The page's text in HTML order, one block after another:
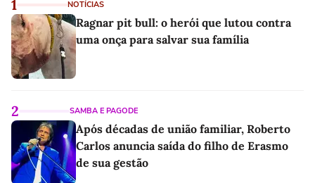
1 NOTÍCIAS
Ragnar pit bull: o herói que lutou contra
uma onça para salvar sua família
2 SAMBA E PAGODE
Após décadas de união familiar, Roberto
Carlos anuncia saída do filho de Erasmo
de sua gestão